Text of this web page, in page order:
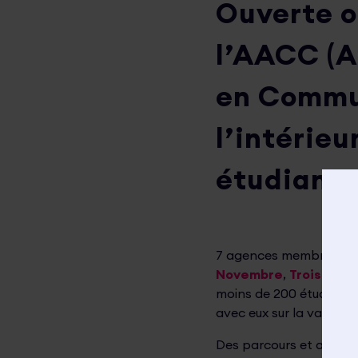
Ouverte
l’AACC
en
étudiants
7 agences membres de
Novembre, Troisetplus
moins de 200
avec eux sur la variété
Des parcours et